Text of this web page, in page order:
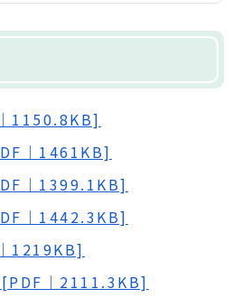
1150.8KB]
｜1461KB]
｜1399.1KB]
｜1442.3KB]
1219KB]
｜2111.3KB]